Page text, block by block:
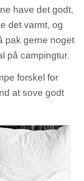
have det godt,
det varmt, og
pak gerne noget
på campingtur.
forskel for
at sove godt